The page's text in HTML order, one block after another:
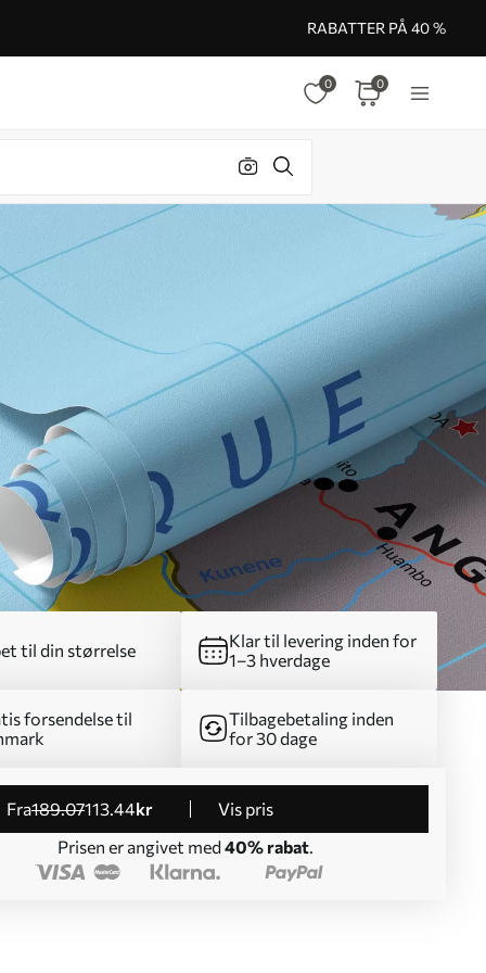
RABATTER PÅ 40 %
0 0
til din størrelse
Klar til levering inden for
1–3 hverdage
forsendelse til
Tilbagebetaling inden
for 30 dage
fra189.07113.44kr
Vis pris
Prisen er angivet med 40% rabat.